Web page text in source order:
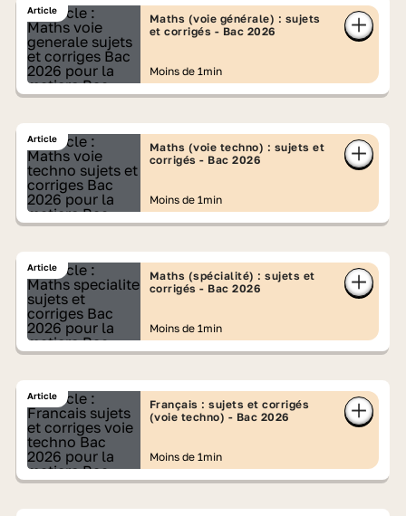
Article
Maths (voie générale) : sujets
et corrigés - Bac 2026
Moins de 1min
Article
Maths (voie techno) : sujets et
corrigés - Bac 2026
Moins de 1min
Article
Maths (spécialité) : sujets et
corrigés - Bac 2026
Moins de 1min
Article
Français : sujets et corrigés
(voie techno) - Bac 2026
Moins de 1min